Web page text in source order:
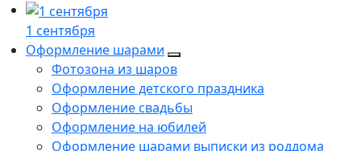
1 сентября
Оформление шарами
Фотозона из шаров
Оформление детского праздника
Оформление свадьбы
Оформление на юбилей
Оформление шарами выписки из роддома